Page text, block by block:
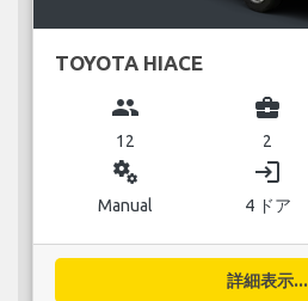
TOYOTA HIACE
group
12
business_center
2
miscellaneous_services
Manual
login
4 ドア
詳細表示...